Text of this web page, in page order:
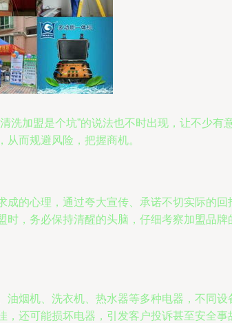
加盟是个坑”的说法也不时出现，让不少有
而规避风险，把握商机。
的心理，通过夸大宣传、承诺不切实际的
，务必保持清醒的头脑，仔细考察加盟品
烟机、洗衣机、热水器等多种电器，不同
还可能损坏电器，引发客户投诉甚至安全事